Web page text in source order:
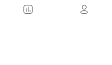
objetivos: